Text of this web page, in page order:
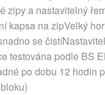
zipy a nastavitelný
kapsa na zipVelký
se
testována podle BS
po dobu 12 hodin